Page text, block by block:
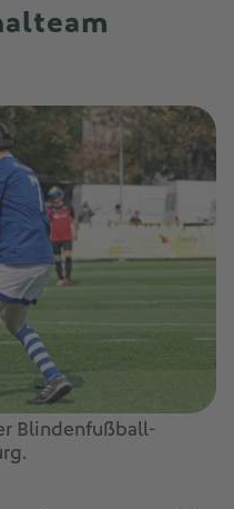
Blindenfußball-